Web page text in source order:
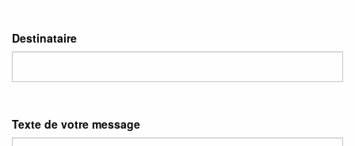
Destinataire
Texte de votre message